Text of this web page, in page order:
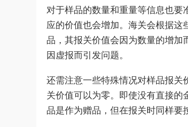
对于样品的数量和重量等信息也
应的价值也会增加。海关会根据
品，其报关价值会因为数量的增
因虚报而引发问题。
还需注意一些特殊情况对样品报关
关价值可以为零。即使没有直接
品是作为赠品，但在报关时同样要